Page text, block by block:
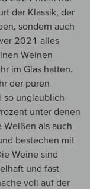
der Klassik, der
sondern auch
2021 alles
Weinen
im Glas hatten.
der puren
so unglaublich
unter denen
als auch
bestechen mit
Weine sind
und fast
voll auf der